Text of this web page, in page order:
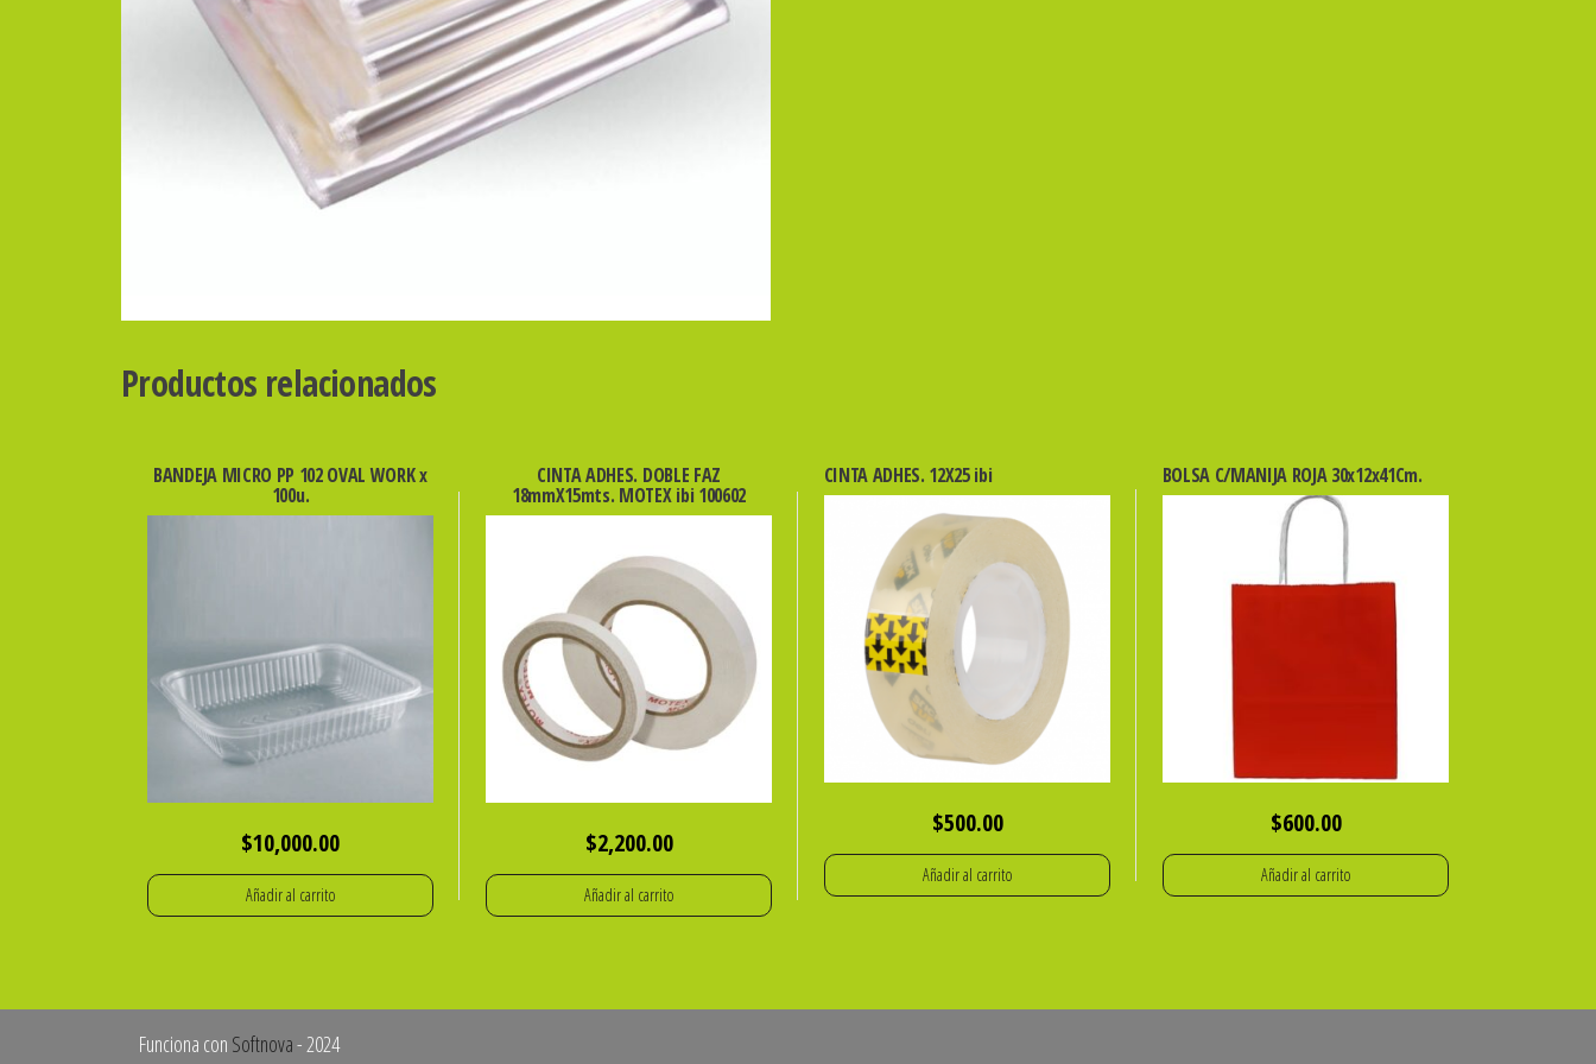
Productos relacionados
BANDEJA MICRO PP 102 OVAL WORK x
100u.
$10,000.00
Añadir al carrito
CINTA ADHES. DOBLE FAZ
18mmX15mts. MOTEX ibi 100602
$2,200.00
Añadir al carrito
CINTA ADHES. 12X25 ibi
$500.00
Añadir al carrito
BOLSA C/MANIJA ROJA 30x12x41Cm.
$600.00
Añadir al carrito
Funciona con Softnova- 2024